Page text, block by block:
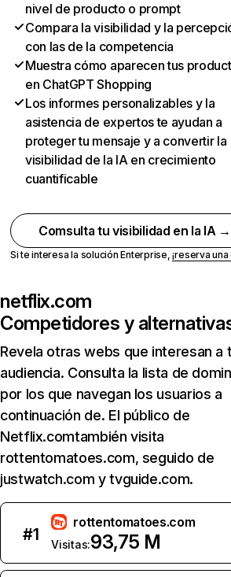
nivel de producto o prompt
Compara la visibilidad y la
con las de la competencia
Muestra cómo aparecen tus
en ChatGPT Shopping
Los informes personalizables y la
asistencia de expertos te ayudan a
proteger tu mensaje y a convertir la
visibilidad de la IA en crecimiento
cuantificable
Comsulta tu visibilidad en la IA →
Si te interesa la solución Enterprise,¡reserva
netflix.com
Competidores y
Revela otras webs que interesan a
audiencia. Consulta la lista de
por los que navegan los usuarios a
continuación de. El público de
Netflix.comtambién visita
rottentomatoes.com, seguido de
justwatch.com y tvguide.com.
#1
rottentomatoes.com
Visitas:93,75 M